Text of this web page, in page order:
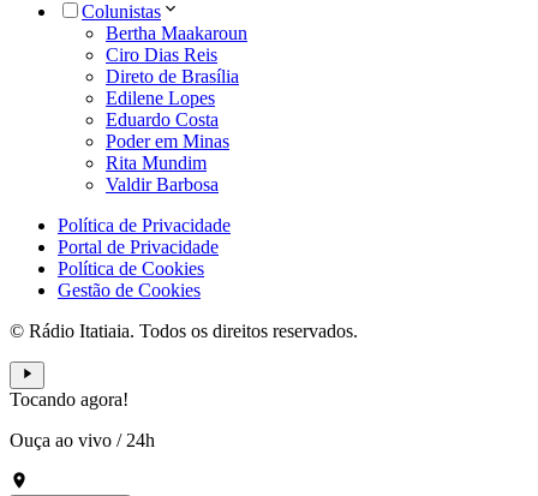
Colunistas
Bertha Maakaroun
Ciro Dias Reis
Direto de Brasília
Edilene Lopes
Eduardo Costa
Poder em Minas
Rita Mundim
Valdir Barbosa
Política de Privacidade
Portal de Privacidade
Política de Cookies
Gestão de Cookies
© Rádio Itatiaia. Todos os direitos reservados.
Tocando agora!
Ouça ao vivo / 24h